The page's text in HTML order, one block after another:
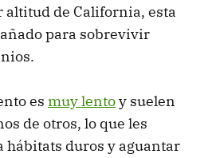
altitud de California, esta
para sobrevivir
es muy lentoy suelen
de otros, lo que les
hábitats duros y aguantar